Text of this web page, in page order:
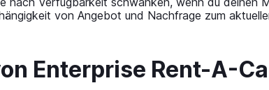
von Angebot und Nachfrage zum
Enterprise Rent-A-